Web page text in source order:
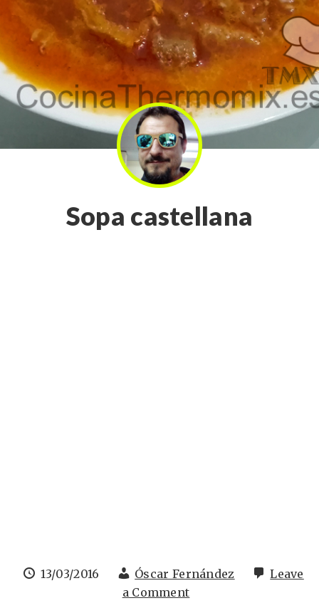
Sopa castellana
13/03/2016 Óscar Fernández
Leave
a Comment